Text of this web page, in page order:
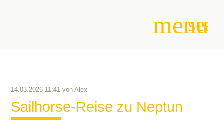
menu
14.03.2026 11:41 vonAlex
Sailhorse-Reise zu Neptun